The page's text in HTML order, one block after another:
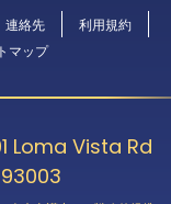
連絡先
利用規約
マップ
Loma Vista Rd